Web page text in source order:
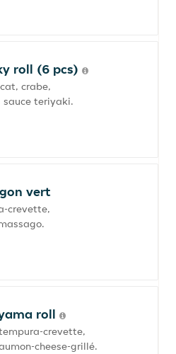
roll (6 pcs)
crabe,
sauce teriyaki.
vert
crevette,
roll
crevette,
cheese-grillé.